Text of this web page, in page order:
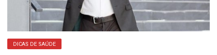
DICAS DE SAÚDE